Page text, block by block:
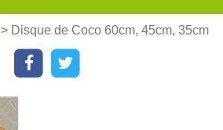
> Disque de Coco 60cm, 45cm, 35cm